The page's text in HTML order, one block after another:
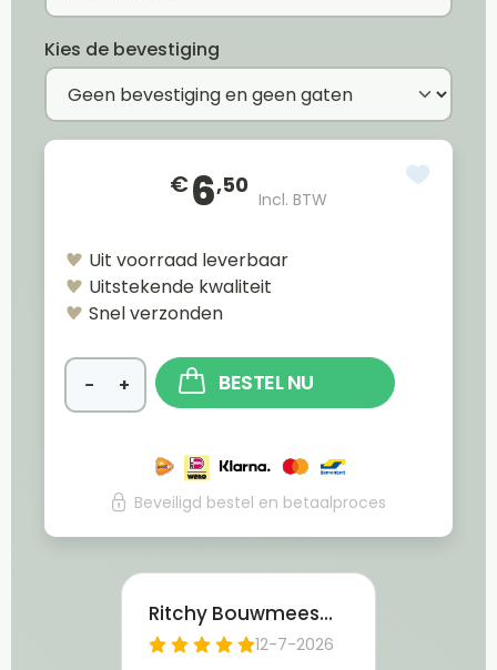
Kies de bevestiging
€6,50
Incl. BTW
Uit voorraad leverbaar
Uitstekende kwaliteit
Snel verzonden
− + BESTEL NU
Beveiligd bestel en betaalproces